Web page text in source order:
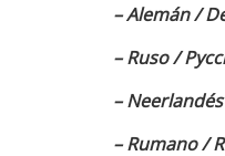
– Alemán /
– Ruso /
–
– Rumano /